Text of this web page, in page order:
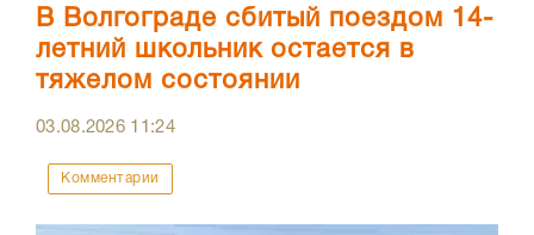
В Волгограде сбитый поездом 14-
летний школьник остается в
тяжелом состоянии
03.08.2026 11:24
Комментарии